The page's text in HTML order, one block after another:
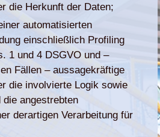
die Herkunft der Daten;
automatisierten
einschließlich Profiling
1 und 4 DSGVO und –
Fällen – aussagekräftige
die involvierte Logik sowie
die angestrebten
derartigen Verarbeitung für